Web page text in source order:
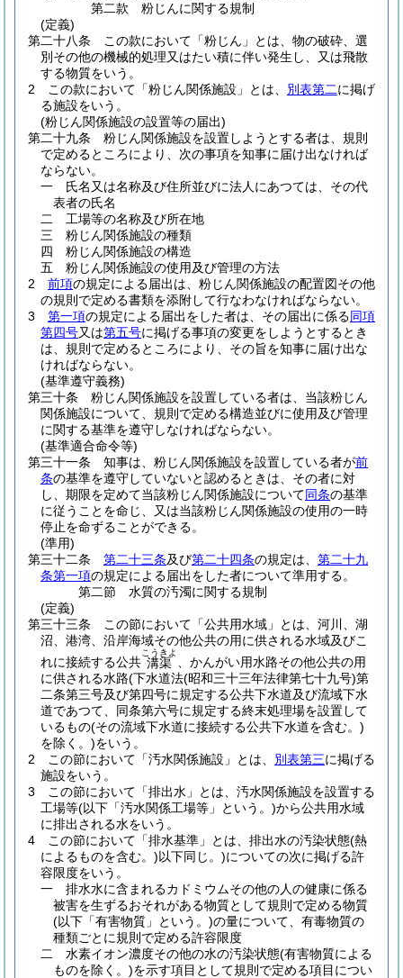
第二款
粉じんに関する規制
(定義)
第二十八条
この款において「粉じん」とは、物の破砕、選
別その他の機械的処理又はたい積に伴い発生し、又は飛散
する物質をいう。
2
この款において「粉じん関係施設」とは、 別表第二に掲げ
る施設をいう。
(粉じん関係施設の設置等の届出)
第二十九条
粉じん関係施設を設置しようとする者は、規則
で定めるところにより、次の事項を知事に届け出なければ
ならない。
一
氏名又は名称及び住所並びに法人にあつては、その代
表者の氏名
二
工場等の名称及び所在地
三
粉じん関係施設の種類
四
粉じん関係施設の構造
五
粉じん関係施設の使用及び管理の方法
2
前項の規定による届出は、粉じん関係施設の配置図その他
の規則で定める書類を添附して行なわなければならない。
3
第一項の規定による届出をした者は、その届出に係る同項
第四号又は第五号に掲げる事項の変更をしようとするとき
は、規則で定めるところにより、その旨を知事に届け出な
ければならない。
(基準遵守義務)
第三十条
粉じん関係施設を設置している者は、当該粉じん
関係施設について、規則で定める構造並びに使用及び管理
に関する基準を遵守しなければならない。
(基準適合命令等)
第三十一条
知事は、粉じん関係施設を設置している者が前
条の基準を遵守していないと認めるときは、その者に対
し、期限を定めて当該粉じん関係施設について同条の基準
に従うことを命じ、又は当該粉じん関係施設の使用の一時
停止を命ずることができる。
(準用)
第三十二条
第二十三条及び第二十四条の規定は、 第二十九
条第一項の規定による届出をした者について準用する。
第二節
水質の汚濁に関する規制
(定義)
第三十三条
この節において「公共用水域」とは、河川、湖
沼、港湾、沿岸海域その他公共の用に供される水域及びこ
れに接続する公共 溝渠
こうきよ
、かんがい用水路その他公共の用
に供される水路(下水道法(昭和三十三年法律第七十九号)第
二条第三号及び第四号に規定する公共下水道及び流域下水
道であつて、同条第六号に規定する終末処理場を設置して
いるもの(その流域下水道に接続する公共下水道を含む。)
を除く。)をいう。
2
この節において「汚水関係施設」とは、 別表第三に掲げる
施設をいう。
3
この節において「排出水」とは、汚水関係施設を設置する
工場等(以下「汚水関係工場等」という。)から公共用水域
に排出される水をいう。
4
この節において「排水基準」とは、排出水の汚染状態(熱
によるものを含む。)以下同じ。 )についての次に掲げる許
容限度をいう。
一
排水水に含まれるカドミウムその他の人の健康に係る
被害を生ずるおそれがある物質として規則で定める物質
(以下「有害物質」という。)の量について、有毒物質の
種類ごとに規則で定める許容限度
二
水素イオン濃度その他の水の汚染状態(有害物質による
ものを除く。)を示す項目として規則で定める項目につい